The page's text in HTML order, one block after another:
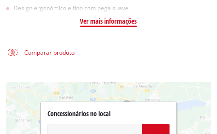
Design ergonómico e fino com pega suave
Ver mais informações
Comparar produto
Concessionários no local